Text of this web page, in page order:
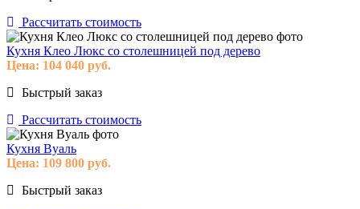
Рассчитать стоимость
Кухня Клео Люкс со столешницей под дерево
Цена: 104 040 руб.
Быстрый заказ
Рассчитать стоимость
Кухня Вуаль
Цена: 109 800 руб.
Быстрый заказ